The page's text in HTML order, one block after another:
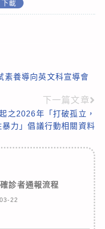
下載
素養導向英文科宣導會
下一篇文章
之2026年「打破孤立，
暴力」倡議行動相關資料
診者通報流程
22